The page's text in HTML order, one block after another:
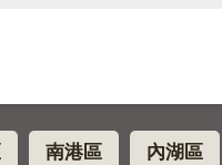
南港區 內湖區